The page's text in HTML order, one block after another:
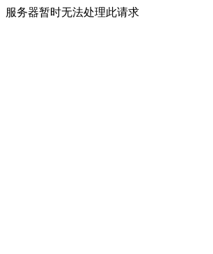
服务器暂时无法处理此请求